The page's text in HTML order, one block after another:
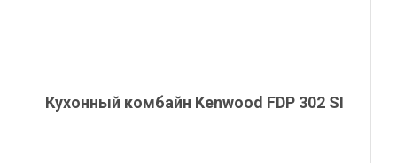
Кухонный комбайн Kenwood FDP 302 SI